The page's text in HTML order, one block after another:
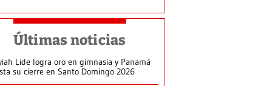
Últimas noticias
Lide logra oro en gimnasia y Panamá
su cierre en Santo Domingo 2026